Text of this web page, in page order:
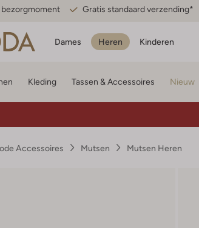
bezorgmoment Gratis standaard verzending*
Dames Heren Kinderen
Kleding Tassen & Accessoires Nieuw
Accessoires Mutsen Mutsen Heren